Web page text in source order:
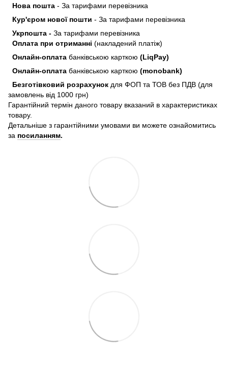
Нова пошта - За тарифами перевізника
Кур'єром нової пошти - За тарифами перевізника
Укрпошта - За тарифами перевізника
Оплата при отриманні (накладений платіж)
Онлайн-оплата банківською карткою (LiqPay)
Онлайн-оплата банківською карткою (monobank)
Безготівковий розрахунок для ФОП та ТОВ без ПДВ (для
замовлень від 1000 грн)
Гарантійний термін даного товару вказаний в характеристиках
товару.
Детальніше з гарантійними умовами ви можете ознайомитись
за посиланням.